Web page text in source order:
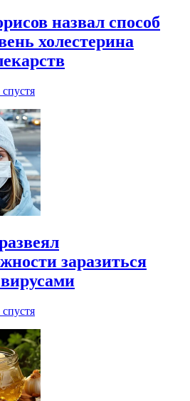
назвал способ
холестерина
заразиться
спустя